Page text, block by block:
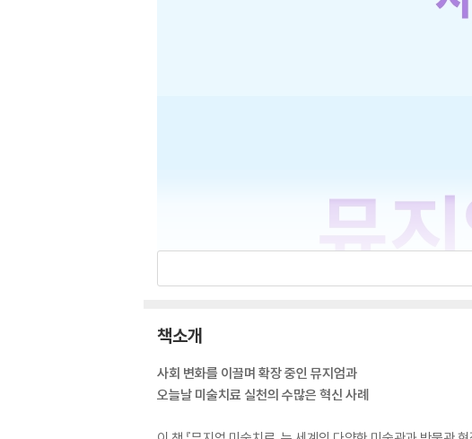
책소개
사회 변화를 이끌며 확장 중인 뮤지엄과
오늘날 미술치료 실천의 수많은 혁신 사례